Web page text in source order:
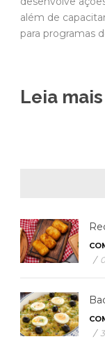
além de
para programas
Leia mais
/
/